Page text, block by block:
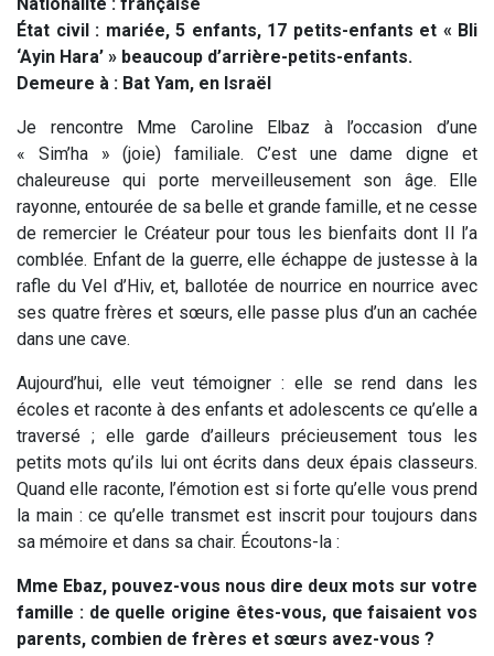
État civil : mariée, 5 enfants, 17 petits-enfants et « Bli
‘Ayin Hara’ » beaucoup d’arrière-petits-enfants.
Demeure à : Bat Yam, en Israël
Je rencontre Mme Caroline Elbaz à l’occasion d’une
« Sim’ha » (joie) familiale. C’est une dame digne et
chaleureuse qui porte merveilleusement son âge. Elle
rayonne, entourée de sa belle et grande famille, et ne cesse
de remercier le Créateur pour tous les bienfaits dont Il l’a
comblée. Enfant de la guerre, elle échappe de justesse à la
rafle du Vel d’Hiv, et, ballotée de nourrice en nourrice avec
ses quatre frères et sœurs, elle passe plus d’un an cachée
dans une cave.
Aujourd’hui, elle veut témoigner : elle se rend dans les
écoles et raconte à des enfants et adolescents ce qu’elle a
traversé ; elle garde d’ailleurs précieusement tous les
petits mots qu’ils lui ont écrits dans deux épais classeurs.
Quand elle raconte, l’émotion est si forte qu’elle vous prend
la main : ce qu’elle transmet est inscrit pour toujours dans
sa mémoire et dans sa chair. Écoutons-la :
Mme Ebaz, pouvez-vous nous dire deux mots sur votre
famille : de quelle origine êtes-vous, que faisaient vos
parents, combien de frères et sœurs avez-vous ?